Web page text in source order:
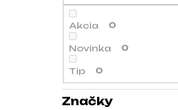
Akcia 0
Novinka 0
Tip 0
Značky